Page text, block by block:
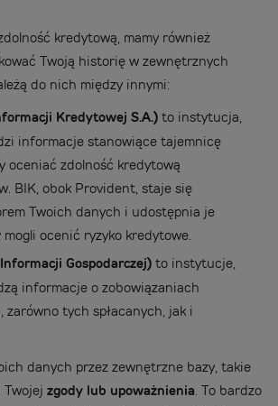
kredytową, mamy również
Twoją historię w zewnętrznych
do nich między innymi:
Kredytowej S.A.) to instytucja,
informacje stanowiące tajemnicę
oceniać zdolność kredytową
BIK, obok Provident, staje się
Twoich danych i udostępnia je
mogli ocenić ryzyko kredytowe.
Gospodarczej) to instytucje,
informacje o zobowiązaniach
zarówno tych spłacanych, jak i
danych przez zewnętrzne bazy, takie
Twojej zgody lub upoważnienia. To bardzo